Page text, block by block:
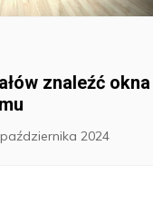
znaleźć okna
2024